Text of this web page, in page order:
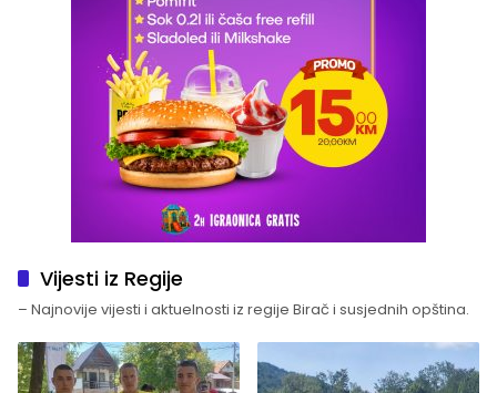
Vijesti iz Regije
– Najnovije vijesti i aktuelnosti iz regije Birač i susjednih opština.